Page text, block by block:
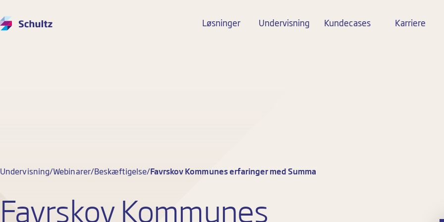
Løsninger Undervisning Kundecases Karriere
Undervisning Webinarer Beskæftigelse Favrskov Kommunes erfaringer med Summa
Favrskov Kommunes